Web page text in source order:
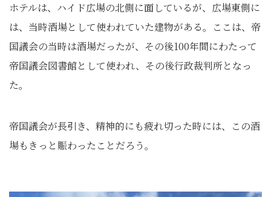
ホテルは、ハイド広場の北側に面しているが、広場東側に
は、当時酒場として使われていた建物がある。ここは、帝
国議会の当時は酒場だったが、その後100年間にわたって
帝国議会図書館として使われ、その後行政裁判所となっ
た。
帝国議会が長引き、精神的にも疲れ切った時には、この酒
場もきっと賑わったことだろう。